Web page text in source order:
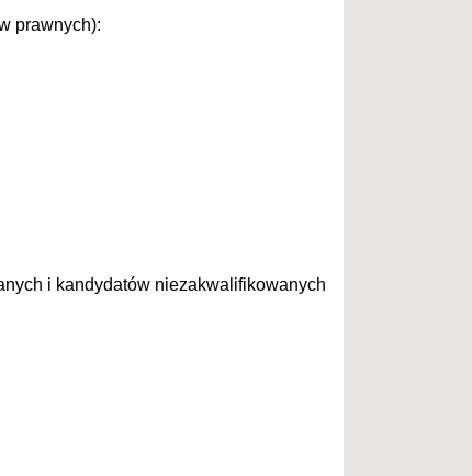
prawnych):
i kandydatów niezakwalifikowanych